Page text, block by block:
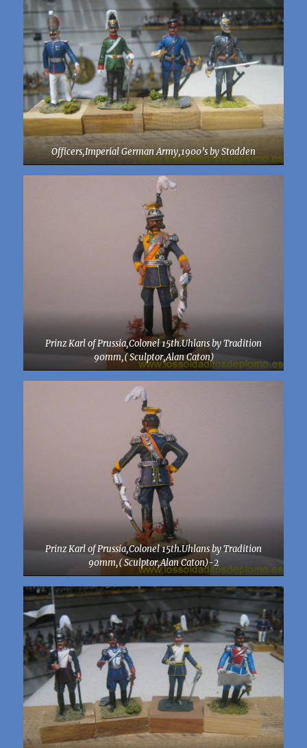
Officers,Imperial German Army,1900’s by Stadden
Prinz Karl of Prussia,Colonel 15th.Uhlans by Tradition
90mm,( Sculptor,Alan Caton)
Prinz Karl of Prussia,Colonel 15th.Uhlans by Tradition
90mm,( Sculptor,Alan Caton)-2